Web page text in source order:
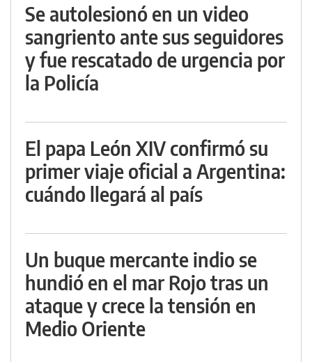
Se autolesionó en un video
sangriento ante sus seguidores
y fue rescatado de urgencia por
la Policía
El papa León XIV confirmó su
primer viaje oficial a Argentina:
cuándo llegará al país
Un buque mercante indio se
hundió en el mar Rojo tras un
ataque y crece la tensión en
Medio Oriente